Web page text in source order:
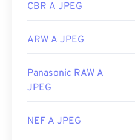
CBR A JPEG
ARW A JPEG
Panasonic RAW A
JPEG
NEF A JPEG